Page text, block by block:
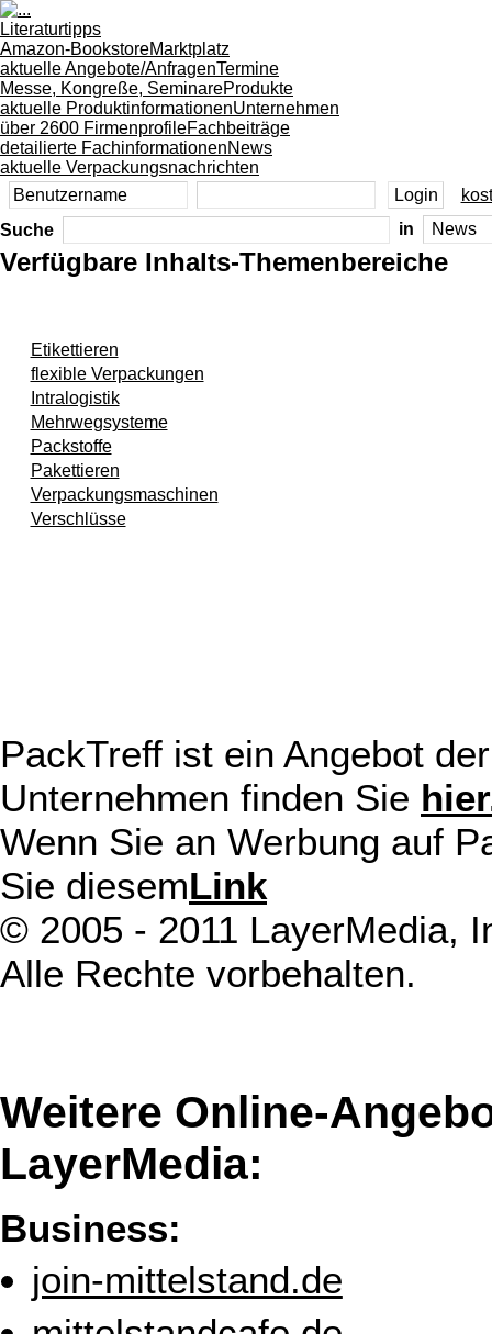
Literaturtipps
Amazon-BookstoreMarktplatz
aktuelle Angebote/AnfragenTermine
Messe, Kongreße, SeminareProdukte
aktuelle ProduktinformationenUnternehmen
über 2600 FirmenprofileFachbeiträge
detailierte FachinformationenNews
aktuelle Verpackungsnachrichten
Suche
in
Verfügbare Inhalts-Themenbereiche
Etikettieren
flexible Verpackungen
Intralogistik
Mehrwegsysteme
Packstoffe
Pakettieren
Verpackungsmaschinen
Verschlüsse
PackTreff ist ein Angebot
Unternehmen finden Sie
Wenn Sie an Werbung auf
Sie diesemLink
© 2005 - 2011 LayerMedia,
Alle Rechte vorbehalten.
Weitere Online-
LayerMedia:
Business:
join-mittelstand.de